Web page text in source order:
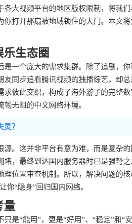
大视频平台的地区版权限制，将我
打开那扇被地域锁住的大门。本文
生态圈
是一个庞大的需求集群。除了追剧，
同步追看腾讯视频的独播综艺，却
彼此交织，构成了海外游子的完整
无阻的中文网络环境。
？
。这并非平台有意为难，而是复杂
，最终到达国内服务器时已是强弩
位置审查机制。所以，解决问题的
你“隐身”回归国内网络。
量
是“能用”，更是“好用”、“稳定”和“